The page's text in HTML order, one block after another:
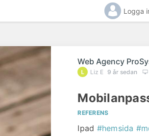
Logga
Web Agency
Liz E 9 år sedan
REFERENS
Ipad #hemsida